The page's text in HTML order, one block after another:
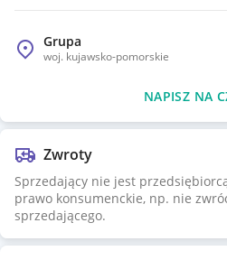
Grupa
woj. kujawsko-pomorskie
NAPISZ NA
Zwroty
Sprzedający nie jest
prawo konsumenckie, np. nie
sprzedającego.